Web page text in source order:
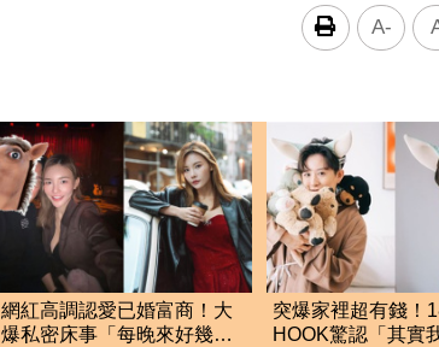
A-
網紅高調認愛已婚富商！大
爆私密床事「每晚來好幾
突爆家裡超有錢！
HOOK驚認「其實